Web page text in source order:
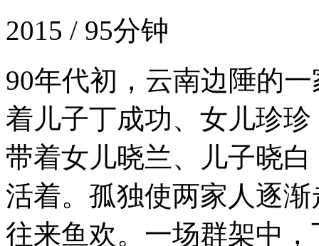
2015 / 95分钟
90年代初，云南边陲的
着儿子丁成功、女儿珍
带着女儿晓兰、儿子晓
活着。孤独使两家人逐
往来鱼欢。一场群架中